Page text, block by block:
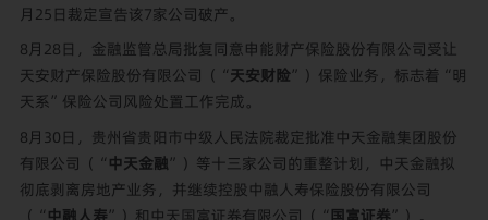
月25日裁定宣告该7家公司破产。
8月28日，金融监管总局批复同意申能财产保险股份有限公司受让
天安财产保险股份有限公司（“天安财险”）保险业务，标志着“明
天系”保险公司风险处置工作完成。
8月30日，贵州省贵阳市中级人民法院裁定批准中天金融集团股份
有限公司（“ 中天金融”）等十三家公司的重整计划，中天金融拟
彻底剥离房地产业务，并继续控股中融人寿保险股份有限公司